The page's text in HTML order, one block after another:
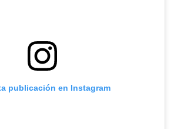
publicación en Instagram